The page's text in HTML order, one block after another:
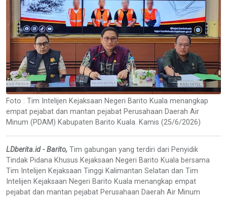
Foto : Tim Intelijen Kejaksaan Negeri Barito Kuala menangkap
empat pejabat dan mantan pejabat Perusahaan Daerah Air
Minum (PDAM) Kabupaten Barito Kuala. Kamis (25/6/2026)
LDberita.id - Barito, Tim gabungan yang terdiri dari Penyidik
Tindak Pidana Khusus Kejaksaan Negeri Barito Kuala bersama
Tim Intelijen Kejaksaan Tinggi Kalimantan Selatan dan Tim
Intelijen Kejaksaan Negeri Barito Kuala menangkap empat
pejabat dan mantan pejabat Perusahaan Daerah Air Minum